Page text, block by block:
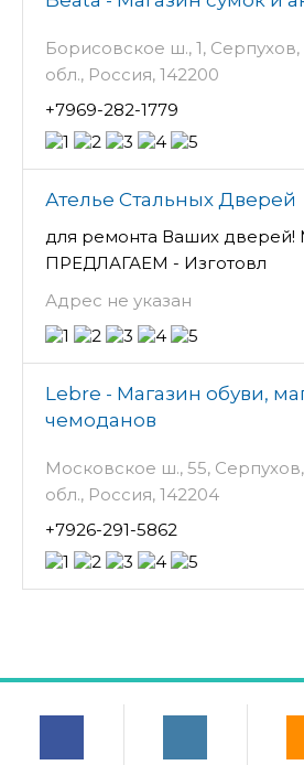
Борисовское ш., 1,
обл., Россия, 142200
+7969-282-1779
Ателье Стальных Дверей
для ремонта Ваших
ПРЕДЛАГАЕМ - Изготовл
Адрес не указан
Lebre - Магазин обуви,
чемоданов
Московское ш., 55,
обл., Россия, 142204
+7926-291-5862